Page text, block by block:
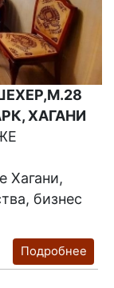
ХАГАНИ
Хагани,
бизнес
Подробнее